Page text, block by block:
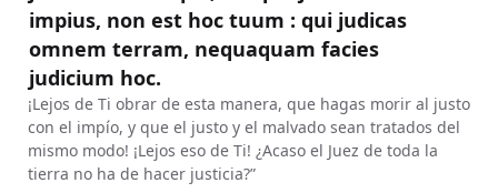
impius, non est hoc tuum : qui judicas
omnem terram, nequaquam facies
judicium hoc.
¡Lejos de Ti obrar de esta manera, que hagas morir al justo
con el impío, y que el justo y el malvado sean tratados del
mismo modo! ¡Lejos eso de Ti! ¿Acaso el Juez de toda la
tierra no ha de hacer justicia?”